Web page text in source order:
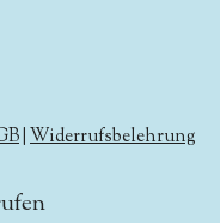
Widerrufsbelehrung